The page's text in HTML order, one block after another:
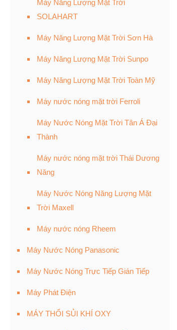
Máy Năng Lượng Mặt Trời
SOLAHART
Máy Năng Lượng Mặt Trời Sơn Hà
Máy Năng Lượng Mặt Trời Sunpo
Máy Năng Lượng Mặt Trời Toàn Mỹ
Máy nước nóng mặt trời Ferroli
Máy Nước Nóng Mặt Trời Tân Á Đại
Thành
Máy nước nóng mặt trời Thái Dương
Năng
Máy Nước Nóng Năng Lượng Mặt
Trời Maxell
Máy nước nóng Rheem
Máy Nước Nóng Panasonic
Máy Nước Nóng Trực Tiếp Gián Tiếp
Máy Phát Điện
MÁY THỔI SỦI KHÍ OXY